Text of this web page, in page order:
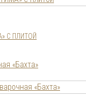
₽.
С ПЛИТОЙ